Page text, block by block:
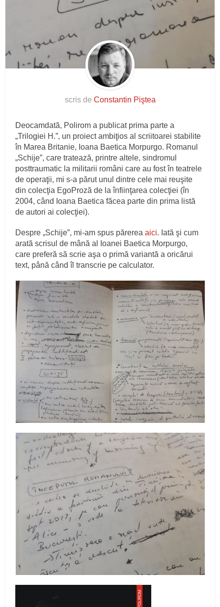
scris de Constantin Piştea
Deocamdată, Polirom a publicat prima parte a
„Trilogiei H.”, un proiect ambiţios al scriitoarei stabilite
în Marea Britanie, Ioana Baetica Morpurgo. Romanul
„Schije”, care tratează, printre altele, sindromul
posttraumatic la militarii români care au fost în teatrele
de operaţii, mi s-a părut unul dintre cele mai reuşite
din colecţia EgoProză de la înfiinţarea colecţiei (în
2004, când Ioana Baetica făcea parte din prima listă
de autori ai colecţiei).
Despre „Schije”, mi-am spus părereaaici. Iată şi cum
arată scrisul de mână al Ioanei Baetica Morpurgo,
care preferă să scrie aşa o primă variantă a oricărui
text, până când îl transcrie pe calculator.